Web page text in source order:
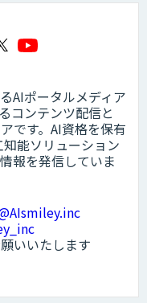
AIポータルメディア
コンテンツ配信と
です。AI資格を保有
能ソリューション
報を発信していま
いいたします